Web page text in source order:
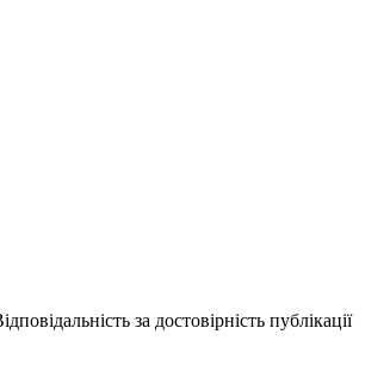
за достовірність публікації